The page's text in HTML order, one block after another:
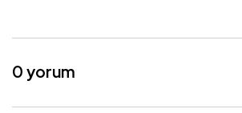
0 yorum